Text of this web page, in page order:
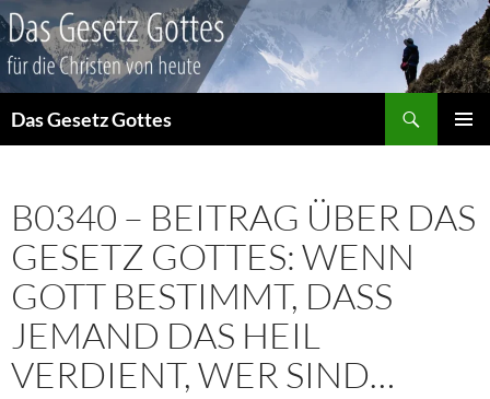
Das Gesetz Gottes
B0340 – BEITRAG ÜBER DAS
GESETZ GOTTES: WENN
GOTT BESTIMMT, DASS
JEMAND DAS HEIL
VERDIENT, WER SIND…